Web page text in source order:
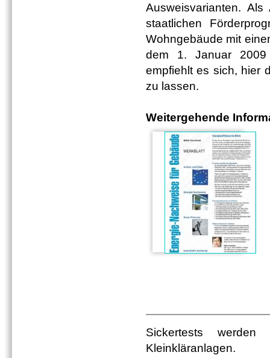
Ausweisvarianten.
staatlichen
Wohngebäude mit
dem 1. Januar 2009
empfiehlt es sich, hier
zu lassen.
Weitergehende
Sickertests
Kleinkläranlagen.